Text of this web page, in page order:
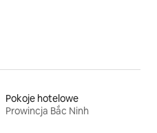
Pokoje hotelowe
Prowincja Bắc Ninh